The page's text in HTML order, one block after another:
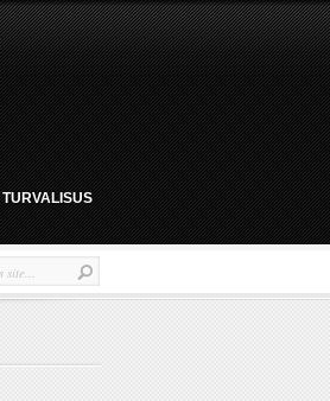
TURVALISUS